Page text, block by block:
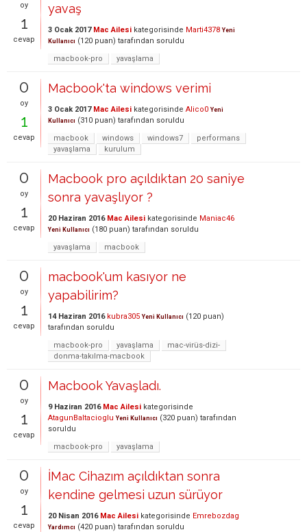
oy
1
cevap
yavaş
3 Ocak 2017 Mac Ailesi kategorisinde Marti4378 Yeni
Kullanıcı (120 puan) tarafından soruldu
macbook-pro
yavaşlama
0
oy
1
cevap
Macbook'ta windows verimi
3 Ocak 2017 Mac Ailesi kategorisinde Alico0 Yeni
Kullanıcı (310 puan) tarafından soruldu
macbook
windows windows7
performans
yavaşlama
kurulum
0
oy
1
cevap
Macbook pro açıldıktan 20 saniye
sonra yavaşlıyor ?
20 Haziran 2016 Mac Ailesi kategorisinde Maniac46
Yeni Kullanıcı (180 puan) tarafından soruldu
yavaşlama
macbook
0
oy
1
cevap
macbook'um kasıyor ne
yapabilirim?
14 Haziran 2016 kubra305 Yeni Kullanıcı (120 puan)
tarafından soruldu
macbook-pro
yavaşlama
mac-virüs-dizi-
donma-takılma-macbook
0
oy
1
cevap
Macbook Yavaşladı.
9 Haziran 2016 Mac Ailesi kategorisinde
AtagunBaltacioglu Yeni Kullanıcı (320 puan) tarafından
soruldu
macbook-pro
yavaşlama
0
oy
1
cevap
İMac Cihazım açıldıktan sonra
kendine gelmesi uzun sürüyor
20 Nisan 2016 Mac Ailesi kategorisinde Emrebozdag
Yardımcı (420 puan) tarafından soruldu